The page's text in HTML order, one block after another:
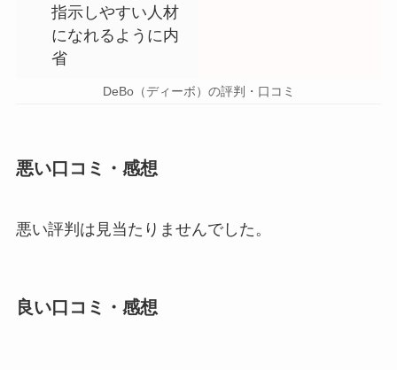
指示しやすい人材
になれるように内
省
DeBo（ディーボ）の評判・口コミ
悪い口コミ・感想
悪い評判は見当たりませんでした。
良い口コミ・感想